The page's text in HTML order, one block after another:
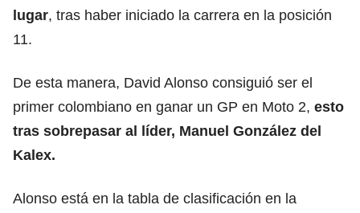
lugar, tras haber iniciado la carrera en la posición
11.
De esta manera, David Alonso consiguió ser el
primer colombiano en ganar un GP en Moto 2, esto
tras sobrepasar al líder, Manuel González del
Kalex.
Alonso está en la tabla de clasificación en la